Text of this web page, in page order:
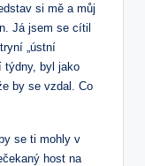
si mě a můj
Já jsem se cítil
„ústní
týdny, byl jako
by se vzdal. Co
se ti mohly v
host na